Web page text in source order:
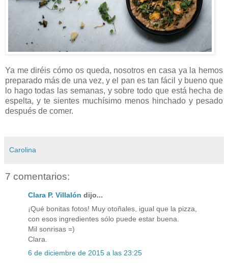
Ya me diréis cómo os queda, nosotros en casa ya la hemos
preparado más de una vez, y el pan es tan fácil y bueno que
lo hago todas las semanas, y sobre todo que está hecha de
espelta, y te sientes muchísimo menos hinchado y pesado
después de comer.
Carolina
7 comentarios:
Clara P. Villalón dijo...
¡Qué bonitas fotos! Muy otoñales, igual que la pizza,
con esos ingredientes sólo puede estar buena.
Mil sonrisas =)
Clara.
6 de diciembre de 2015 a las 23:25